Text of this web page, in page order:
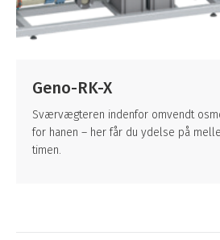
Geno-RK-X
Sværvægteren indenfor omvendt
for hanen – her får du ydelse på
timen.